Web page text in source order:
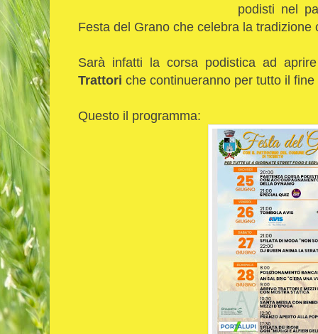
podisti nel
Festa del Grano che celebra la
Sarà infatti la corsa podistica ad
Trattori che continueranno per tutto il
Questo il programma: